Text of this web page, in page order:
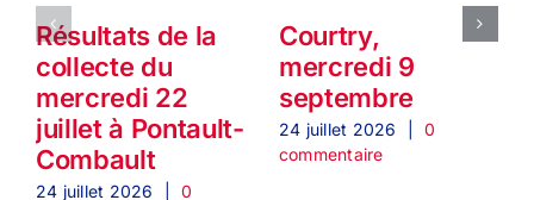
Résultats de la
collecte du
mercredi 22
juillet à Pontault-
Combault
24 juillet 2026
0
Courtry,
mercredi 9
septembre
24 juillet 2026
0
commentaire